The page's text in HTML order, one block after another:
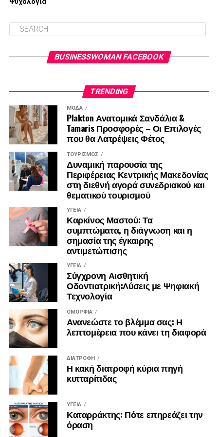
ευρωπαϊκή αγορά, προσφέροντας ολοκληρωμένες λύσεις
που συνδυάζουν τη σχεδιαστική συνοχή με την
ποιότητα ζωής και την καθημερινότητα κάθε σύγχρονης
BUSINESSWOMAN FACEBOOK
TRENDING
ΜΌΔΑ
Plakton Ανατομικά Σανδάλια &
Tamaris Προσφορές – Οι Επιλογές
που θα Λατρέψεις Φέτος
ΤΟΥΡΙΣΜΌΣ
Δυναμική παρουσία της
Περιφέρειας Κεντρικής Μακεδονίας
στη διεθνή αγορά συνεδριακού και
θεματικού τουρισμού
ΥΓΕΊΑ
Καρκίνος Μαστού: Τα
συμπτώματα, η διάγνωση και η
σημασία της έγκαιρης
αντιμετώπισης
ΥΓΕΊΑ
Σύγχρονη Αισθητική
Οδοντιατρική:Λύσεις με Ψηφιακή
Τεχνολογία
ΟΜΟΡΦΙΆ
Ανανεώστε το βλέμμα σας: Η
λεπτομέρεια που κάνει τη διαφορά
ΔΙΑΤΡΟΦΉ
Η κακή διατροφή κύρια πηγή
κυτταρίτιδας
ΥΓΕΊΑ
Καταρράκτης: Πότε επηρεάζει την
όραση